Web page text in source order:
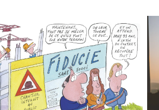
bg